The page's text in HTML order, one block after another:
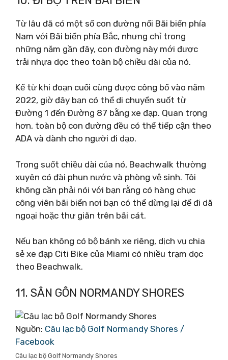
Từ lâu đã có một số con đường nối Bãi biển phía
Nam với Bãi biển phía Bắc, nhưng chỉ trong
những năm gần đây, con đường này mới được
trải nhựa dọc theo toàn bộ chiều dài của nó.
Kể từ khi đoạn cuối cùng được công bố vào năm
2022, giờ đây bạn có thể di chuyển suốt từ
Đường 1 đến Đường 87 bằng xe đạp. Quan trọng
hơn, toàn bộ con đường đều có thể tiếp cận theo
ADA và dành cho người đi dạo.
Trong suốt chiều dài của nó, Beachwalk thường
xuyên có đài phun nước và phòng vệ sinh. Tôi
không cần phải nói với bạn rằng có hàng chục
công viên bãi biển nơi bạn có thể dừng lại để đi dã
ngoại hoặc thư giãn trên bãi cát.
Nếu bạn không có bộ bánh xe riêng, dịch vụ chia
sẻ xe đạp Citi Bike của Miami có nhiều trạm dọc
theo Beachwalk.
11. SÂN GÔN NORMANDY SHORES
Nguồn: Câu lạc bộ Golf Normandy Shores /
Facebook
Câu lạc bộ Golf Normandy Shores